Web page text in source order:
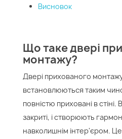
Висновок
Що таке двері
монтажу?
Двері прихованого
встановлюються таким
повністю приховані в
закриті, і створюють
навколишнім інтер'єром.